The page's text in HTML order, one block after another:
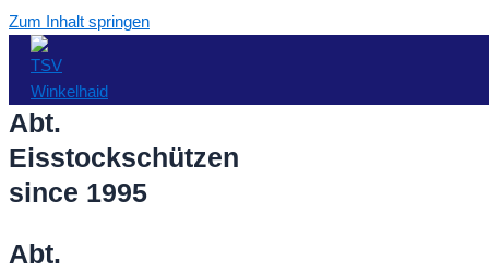
Zum Inhalt springen
Abt.
Eisstockschützen
since 1995
Abt.